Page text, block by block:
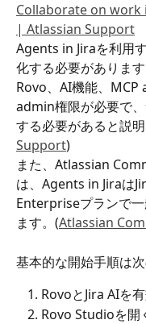
Collaborate on work
| Atlassian Support
Agents in Jiraを利用
化する必要がありま
Rovo、AI機能、
admin権限が必要で
する必要があると説
Support)
また、Atlassian
は、Agents in Jiraは
Enterpriseプランで
ます。(Atlassian
基本的な開始手順は次
RovoとJira AIを
Rovo Studioを開